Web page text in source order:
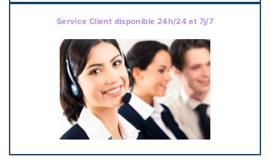
Service Client disponible 24h/24 et 7j/7